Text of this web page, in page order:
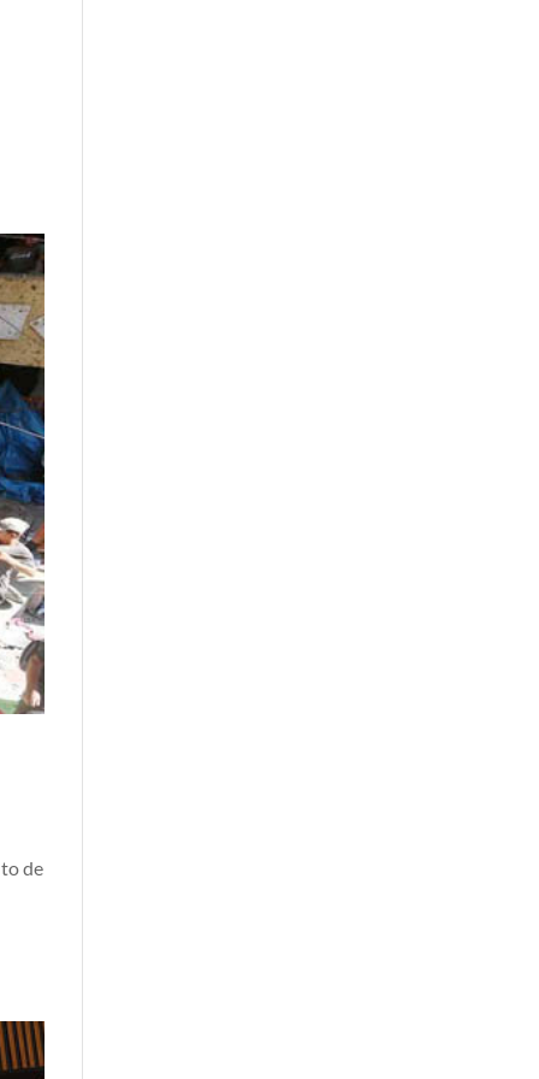
de